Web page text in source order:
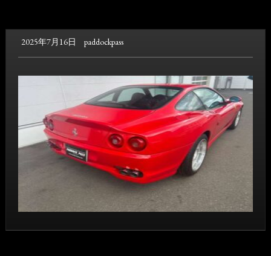
2025年7月16日 paddockpass